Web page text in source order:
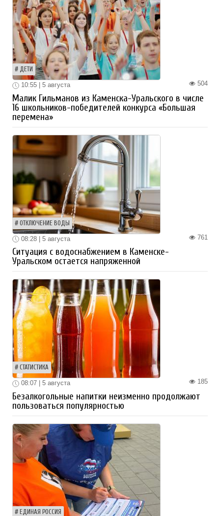
ДЕТИ
504
10:55 | 5 августа
Малик Гильманов из Каменска-Уральского в числе
16 школьников-победителей конкурса «Большая
перемена»
ОТКЛЮЧЕНИЕ ВОДЫ
761
08:28 | 5 августа
Ситуация с водоснабжением в Каменске-
Уральском остается напряженной
СТАТИСТИКА
185
08:07 | 5 августа
Безалкогольные напитки неизменно продолжают
пользоваться популярностью
ЕДИНАЯ РОССИЯ